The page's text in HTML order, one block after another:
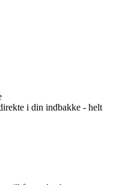
i din indbakke - helt